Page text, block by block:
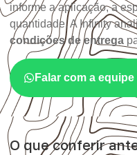
informe a aplicação, a
quantidade. A Infinity
condições de entrega
Falar com a equipe
O que conferir